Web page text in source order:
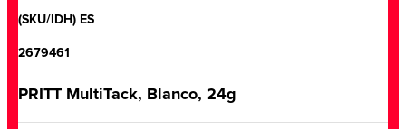
(SKU/IDH) ES
2679461
PRITT MultiTack, Blanco, 24g